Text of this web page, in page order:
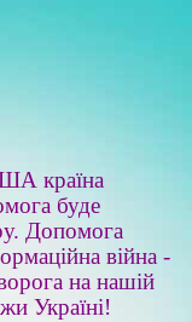
країна
буде
Допомога
війна -
на нашій
Україні!